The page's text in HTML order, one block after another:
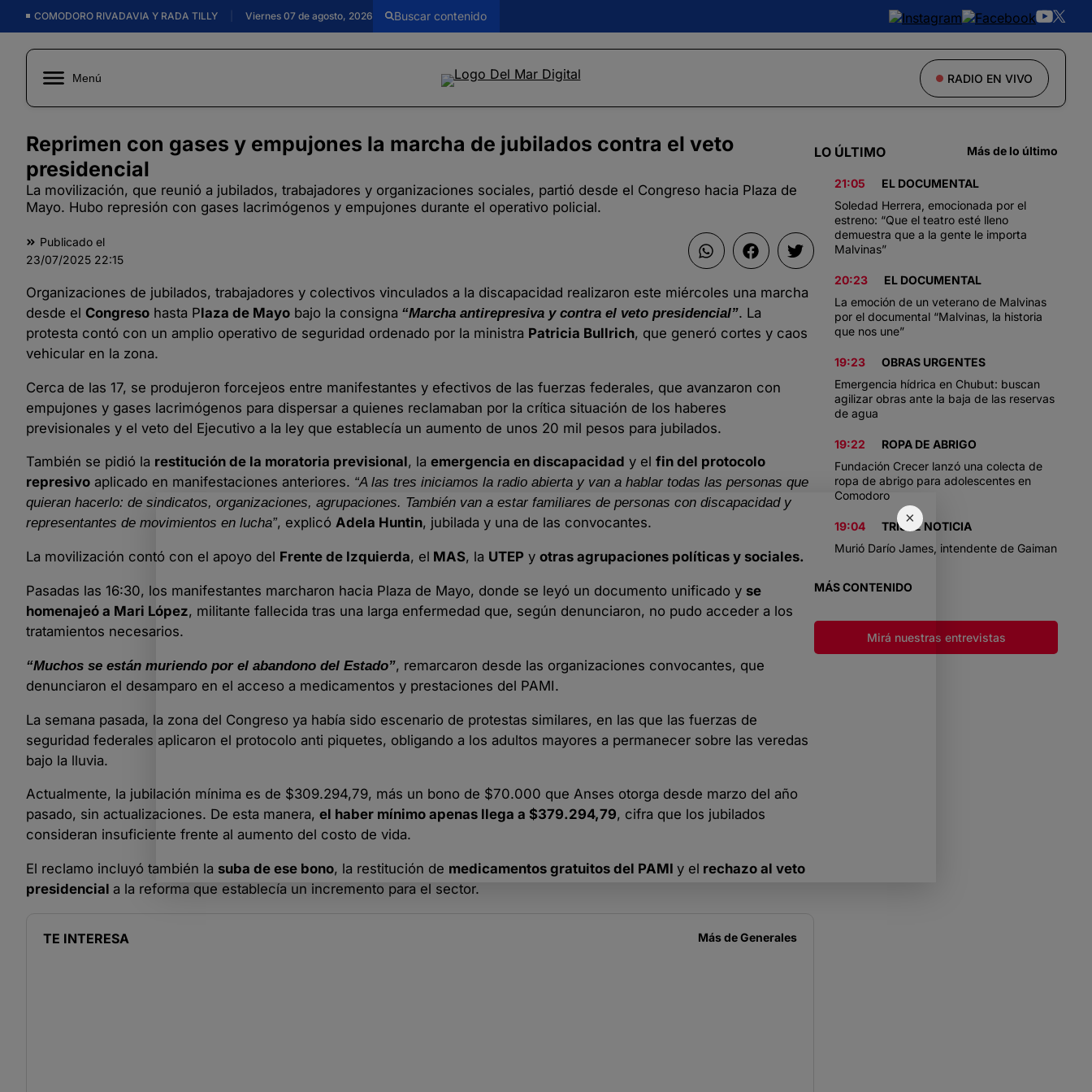
COMODORO RIVADAVIA Y RADA TILLY Viernes 07 de agosto, 2026
Menú RADIO EN VIVO
×
Reprimen con gases y empujones la marcha de jubilados contra el veto
presidencial
La movilización, que reunió a jubilados, trabajadores y organizaciones sociales, partió desde el Congreso hacia Plaza de
Mayo. Hubo represión con gases lacrimógenos y empujones durante el operativo policial.
Publicado el
23/07/2025 22:15
Organizaciones de jubilados, trabajadores y colectivos vinculados a la discapacidad realizaron este miércoles una marcha
desde el Congreso hasta Plaza de Mayo bajo la consigna “Marcha antirepresiva y contra el veto presidencial”. La
protesta contó con un amplio operativo de seguridad ordenado por la ministra Patricia Bullrich, que generó cortes y caos
vehicular en la zona.
Cerca de las 17, se produjeron forcejeos entre manifestantes y efectivos de las fuerzas federales, que avanzaron con
empujones y gases lacrimógenos para dispersar a quienes reclamaban por la crítica situación de los haberes
previsionales y el veto del Ejecutivo a la ley que establecía un aumento de unos 20 mil pesos para jubilados.
También se pidió la restitución de la moratoria previsional, la emergencia en discapacidad y el fin del protocolo
represivo aplicado en manifestaciones anteriores. “A las tres iniciamos la radio abierta y van a hablar todas las personas que
quieran hacerlo: de sindicatos, organizaciones, agrupaciones. También van a estar familiares de personas con discapacidad y
representantes de movimientos en lucha”, explicó Adela Huntin, jubilada y una de las convocantes.
La movilización contó con el apoyo del Frente de Izquierda, el MAS, la UTEP y otras agrupaciones políticas y sociales.
Pasadas las 16:30, los manifestantes marcharon hacia Plaza de Mayo, donde se leyó un documento unificado y se
homenajeó a Mari López, militante fallecida tras una larga enfermedad que, según denunciaron, no pudo acceder a los
tratamientos necesarios.
“Muchos se están muriendo por el abandono del Estado”, remarcaron desde las organizaciones convocantes, que
denunciaron el desamparo en el acceso a medicamentos y prestaciones del PAMI.
La semana pasada, la zona del Congreso ya había sido escenario de protestas similares, en las que las fuerzas de
seguridad federales aplicaron el protocolo anti piquetes, obligando a los adultos mayores a permanecer sobre las veredas
bajo la lluvia.
Actualmente, la jubilación mínima es de $309.294,79, más un bono de $70.000 que Anses otorga desde marzo del año
pasado, sin actualizaciones. De esta manera, el haber mínimo apenas llega a $379.294,79, cifra que los jubilados
consideran insuficiente frente al aumento del costo de vida.
El reclamo incluyó también la suba de ese bono, la restitución de medicamentos gratuitos del PAMI y el rechazo al veto
presidencial a la reforma que establecía un incremento para el sector.
TE INTERESA Más deGenerales
LO ÚLTIMO Más de lo último
21:05
EL DOCUMENTAL
Soledad Herrera, emocionada por el
estreno: “Que el teatro esté lleno
demuestra que a la gente le importa
Malvinas”
20:23
EL DOCUMENTAL
La emoción de un veterano de Malvinas
por el documental “Malvinas, la historia
que nos une”
19:23
OBRAS URGENTES
Emergencia hídrica en Chubut: buscan
agilizar obras ante la baja de las reservas
de agua
19:22
ROPA DE ABRIGO
Fundación Crecer lanzó una colecta de
ropa de abrigo para adolescentes en
Comodoro
19:04
TRISTE NOTICIA
Murió Darío James, intendente de Gaiman
MÁS CONTENIDO
Mirá nuestras entrevistas